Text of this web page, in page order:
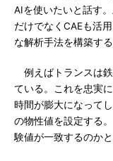
AIを使いたいと話す
だけでなくCAEも活
な解析手法を構築す
例えばトランスは
ている。これを忠実
時間が膨大になって
の物性値を設定する
験値が一致するのか